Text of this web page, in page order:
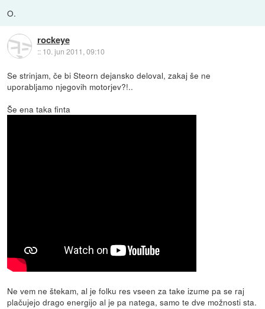
O.
rockeye
:: 10. jun 2011, 09:10
Se strinjam, če bi Steorn dejansko deloval, zakaj še ne
uporabljamo njegovih motorjev?!..
Še ena taka finta
Ne vem ne štekam, al je folku res vseen za take izume pa se raj
plačujejo drago energijo al je pa natega, samo te dve možnosti sta.